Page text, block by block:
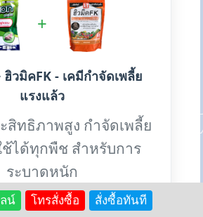
+
ฮิวมิคFK - เคมีกำจัดเพลี้ย
แรงแล้ว
สิทธิภาพสูง กำจัดเพลี้ย
ได้ทุกพืช สำหรับการ
ระบาดหนัก
กัน:
น์ โทรสั่งซื้อ สั่งซื้อทันที